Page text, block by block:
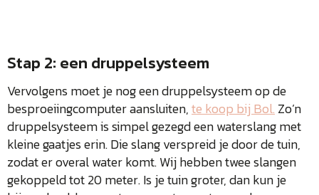
Stap 2: een druppelsysteem
Vervolgens moet je nog een druppelsysteem op de
besproeiingcomputer aansluiten,te koop bij Bol. Zo’n
druppelsysteem is simpel gezegd een waterslang met
kleine gaatjes erin. Die slang verspreid je door de tuin,
zodat er overal water komt. Wij hebben twee slangen
gekoppeld tot 20 meter. Is je tuin groter, dan kun je